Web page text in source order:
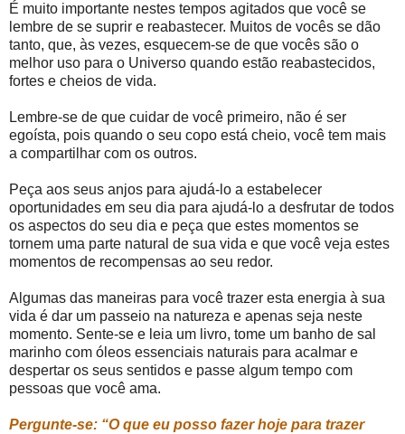
É muito importante nestes tempos agitados que você se
lembre de se suprir e reabastecer. Muitos de vocês se dão
tanto, que, às vezes, esquecem-se de que vocês são o
melhor uso para o Universo quando estão reabastecidos,
fortes e cheios de vida.
Lembre-se de que cuidar de você primeiro, não é ser
egoísta, pois quando o seu copo está cheio, você tem mais
a compartilhar com os outros.
Peça aos seus anjos para ajudá-lo a estabelecer
oportunidades em seu dia para ajudá-lo a desfrutar de todos
os aspectos do seu dia e peça que estes momentos se
tornem uma parte natural de sua vida e que você veja estes
momentos de recompensas ao seu redor.
Algumas das maneiras para você trazer esta energia à sua
vida é dar um passeio na natureza e apenas seja neste
momento. Sente-se e leia um livro, tome um banho de sal
marinho com óleos essenciais naturais para acalmar e
despertar os seus sentidos e passe algum tempo com
pessoas que você ama.
Pergunte-se: “O que eu posso fazer hoje para trazer